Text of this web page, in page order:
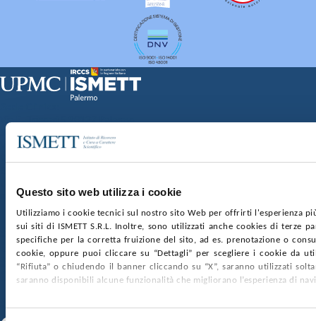
Questo sito web utilizza i cookie
Utilizziamo i cookie tecnici sul nostro sito Web per offrirti l'esperienza
sui siti di ISMETT S.R.L. Inoltre, sono utilizzati anche cookies di terze
specifiche per la corretta fruizione del sito, ad es. prenotazione o
cookie, oppure puoi cliccare su “Dettagli” per scegliere i cookie da
“Rifiuta” o chiudendo il banner cliccando su “X”, saranno utilizzati
saranno disponibili alcune funzionalità che migliorano l’esperienza di
Via Discesa dei Giudici 4 90133 Palermo
nr. REA PA-201818 P.I. 04544550827
SOCIETÀ TRASPARENTE WHISTLEBLOWING
GARE E CONTRATTIPRIVACYCOOKIE POLICY
SOSTIENICIMAPPA DEL SITOACCESSIBILITÀ
CONTATTI